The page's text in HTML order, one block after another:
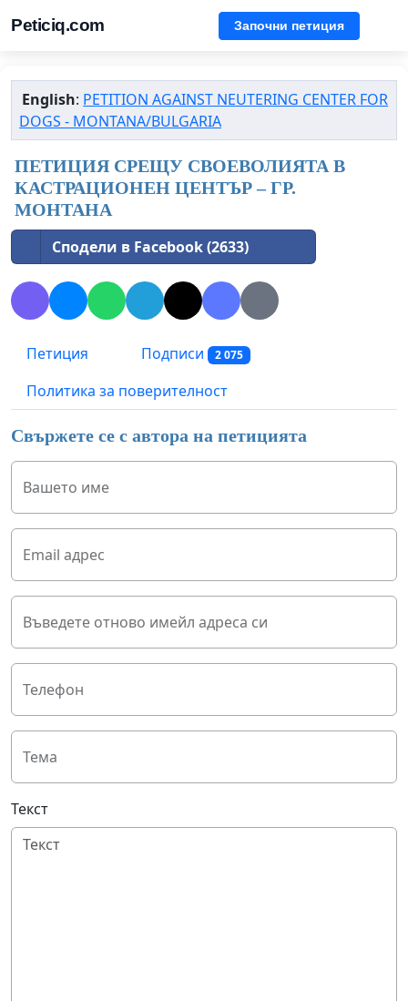
Peticiq.com Започни петиция
English: PETITION AGAINST NEUTERING CENTER FOR
DOGS - MONTANA/BULGARIA
ПЕТИЦИЯ СРЕЩУ СВОЕВОЛИЯТА В
КАСТРАЦИОНЕН ЦЕНТЪР – ГР.
МОНТАНА
Сподели в Facebook (2633)
Петиция Подписи 2 075
Политика за поверителност
Свържете се с автора на петицията
Вашето име
Email адрес
Въведете отново имейл адреса си
Телефон
Тема
Текст